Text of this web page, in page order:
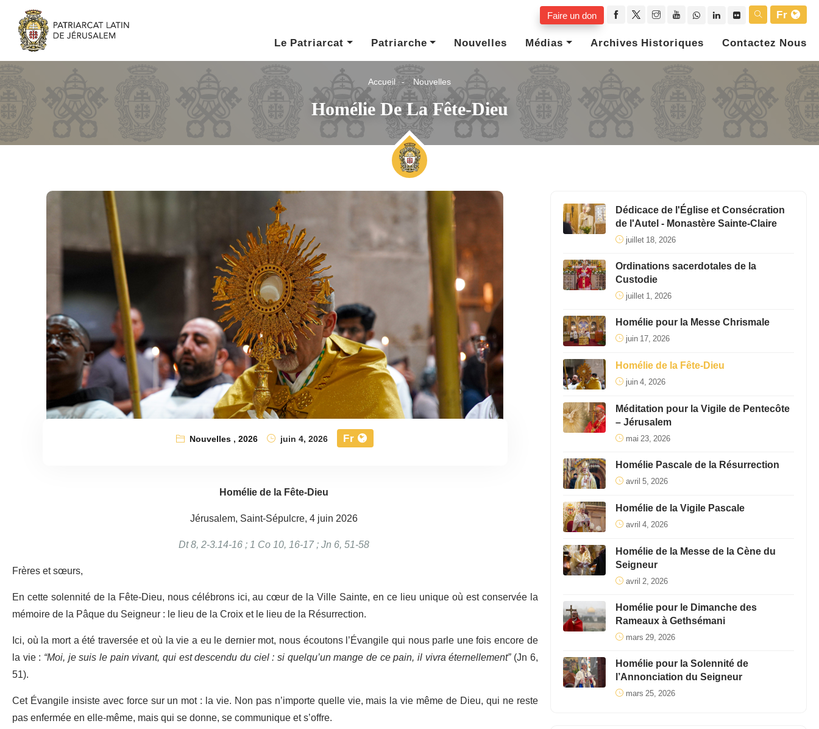
Faire un don
Fr
Le Patriarcat
Patriarche Nouvelles Médias Archives Historiques Contactez Nous
Accueil Nouvelles
Homélie De La Fête-Dieu
Nouvelles,2026 juin 4, 2026 Fr
Homélie de la Fête-Dieu
Jérusalem, Saint-Sépulcre, 4 juin 2026
Dt 8, 2-3.14-16 ; 1 Co 10, 16-17 ; Jn 6, 51-58
Frères et sœurs,
En cette solennité de la Fête-Dieu, nous célébrons ici, au cœur de la Ville Sainte, en ce lieu unique où est conservée la
mémoire de la Pâque du Seigneur : le lieu de la Croix et le lieu de la Résurrection.
Ici, où la mort a été traversée et où la vie a eu le dernier mot, nous écoutons l’Évangile qui nous parle une fois encore de
la vie : “Moi, je suis le pain vivant, qui est descendu du ciel : si quelqu’un mange de ce pain, il vivra éternellement”(Jn 6,
51).
Cet Évangile insiste avec force sur un mot : la vie. Non pas n’importe quelle vie, mais la vie même de Dieu, qui ne reste
pas enfermée en elle-même, mais qui se donne, se communique et s’offre.
Dédicace de l'Église et Consécration
de l'Autel - Monastère Sainte-Claire
juillet 18, 2026
Ordinations sacerdotales de la
Custodie
juillet 1, 2026
Homélie pour la Messe Chrismale
juin 17, 2026
Homélie de la Fête-Dieu
juin 4, 2026
Méditation pour la Vigile de Pentecôte
– Jérusalem
mai 23, 2026
Homélie Pascale de la Résurrection
avril 5, 2026
Homélie de la Vigile Pascale
avril 4, 2026
Homélie de la Messe de la Cène du
Seigneur
avril 2, 2026
Homélie pour le Dimanche des
Rameaux à Gethsémani
mars 29, 2026
Homélie pour la Solennité de
l’Annonciation du Seigneur
mars 25, 2026